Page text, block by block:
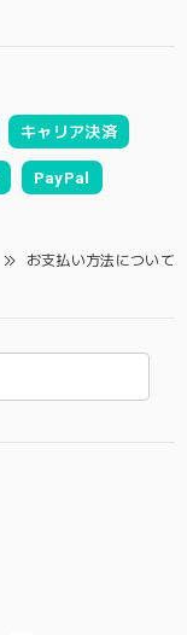
キャリア決済
PayPal
お支払い方法について